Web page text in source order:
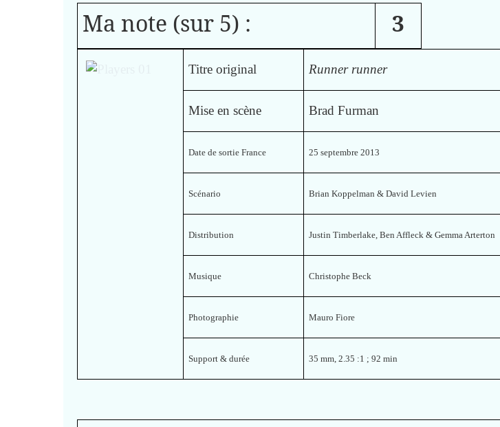
Ma note (sur 5) : 3
Titre original Runner runner
Mise en scène Brad Furman
Date de sortie France 25 septembre 2013
Scénario Brian Koppelman & David Levien
Distribution Justin Timberlake, Ben Affleck & Gemma Arterton
Musique Christophe Beck
Photographie Mauro Fiore
Support & durée 35 mm, 2.35 :1 ; 92 min